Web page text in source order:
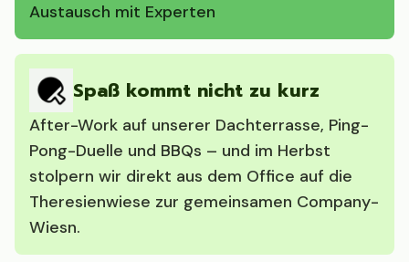
Austausch mit Experten
Spaß kommt nicht zu kurz
After-Work auf unserer Dachterrasse, Ping-
Pong-Duelle und BBQs – und im Herbst
stolpern wir direkt aus dem Office auf die
Theresienwiese zur gemeinsamen Company-
Wiesn.